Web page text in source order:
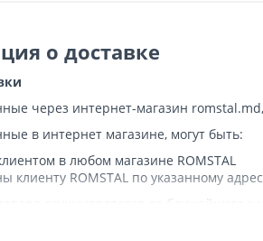
о доставке
через интернет-магазин
в интернет магазине, могут быть:
в любом магазине ROMSTAL
клиенту ROMSTAL по указанному
товара осуществляется до ближайшего